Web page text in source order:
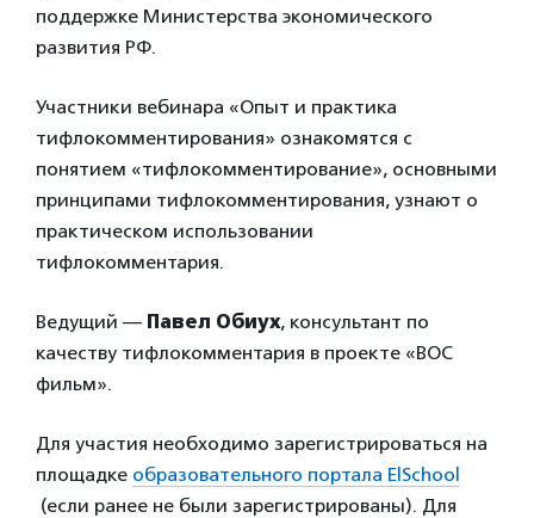
поддержке Министерства экономического
развития РФ.
Участники вебинара «Опыт и практика
тифлокомментирования» ознакомятся с
понятием «тифлокомментирование», основными
принципами тифлокомментирования, узнают о
практическом использовании
тифлокомментария.
Ведущий — Павел Обиух, консультант по
качеству тифлокомментария в проекте «ВОС
фильм».
Для участия необходимо зарегистрироваться на
площадке образовательного портала ElSchool
(если ранее не были зарегистрированы). Для